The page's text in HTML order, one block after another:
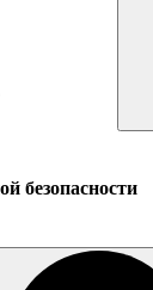
безопасности